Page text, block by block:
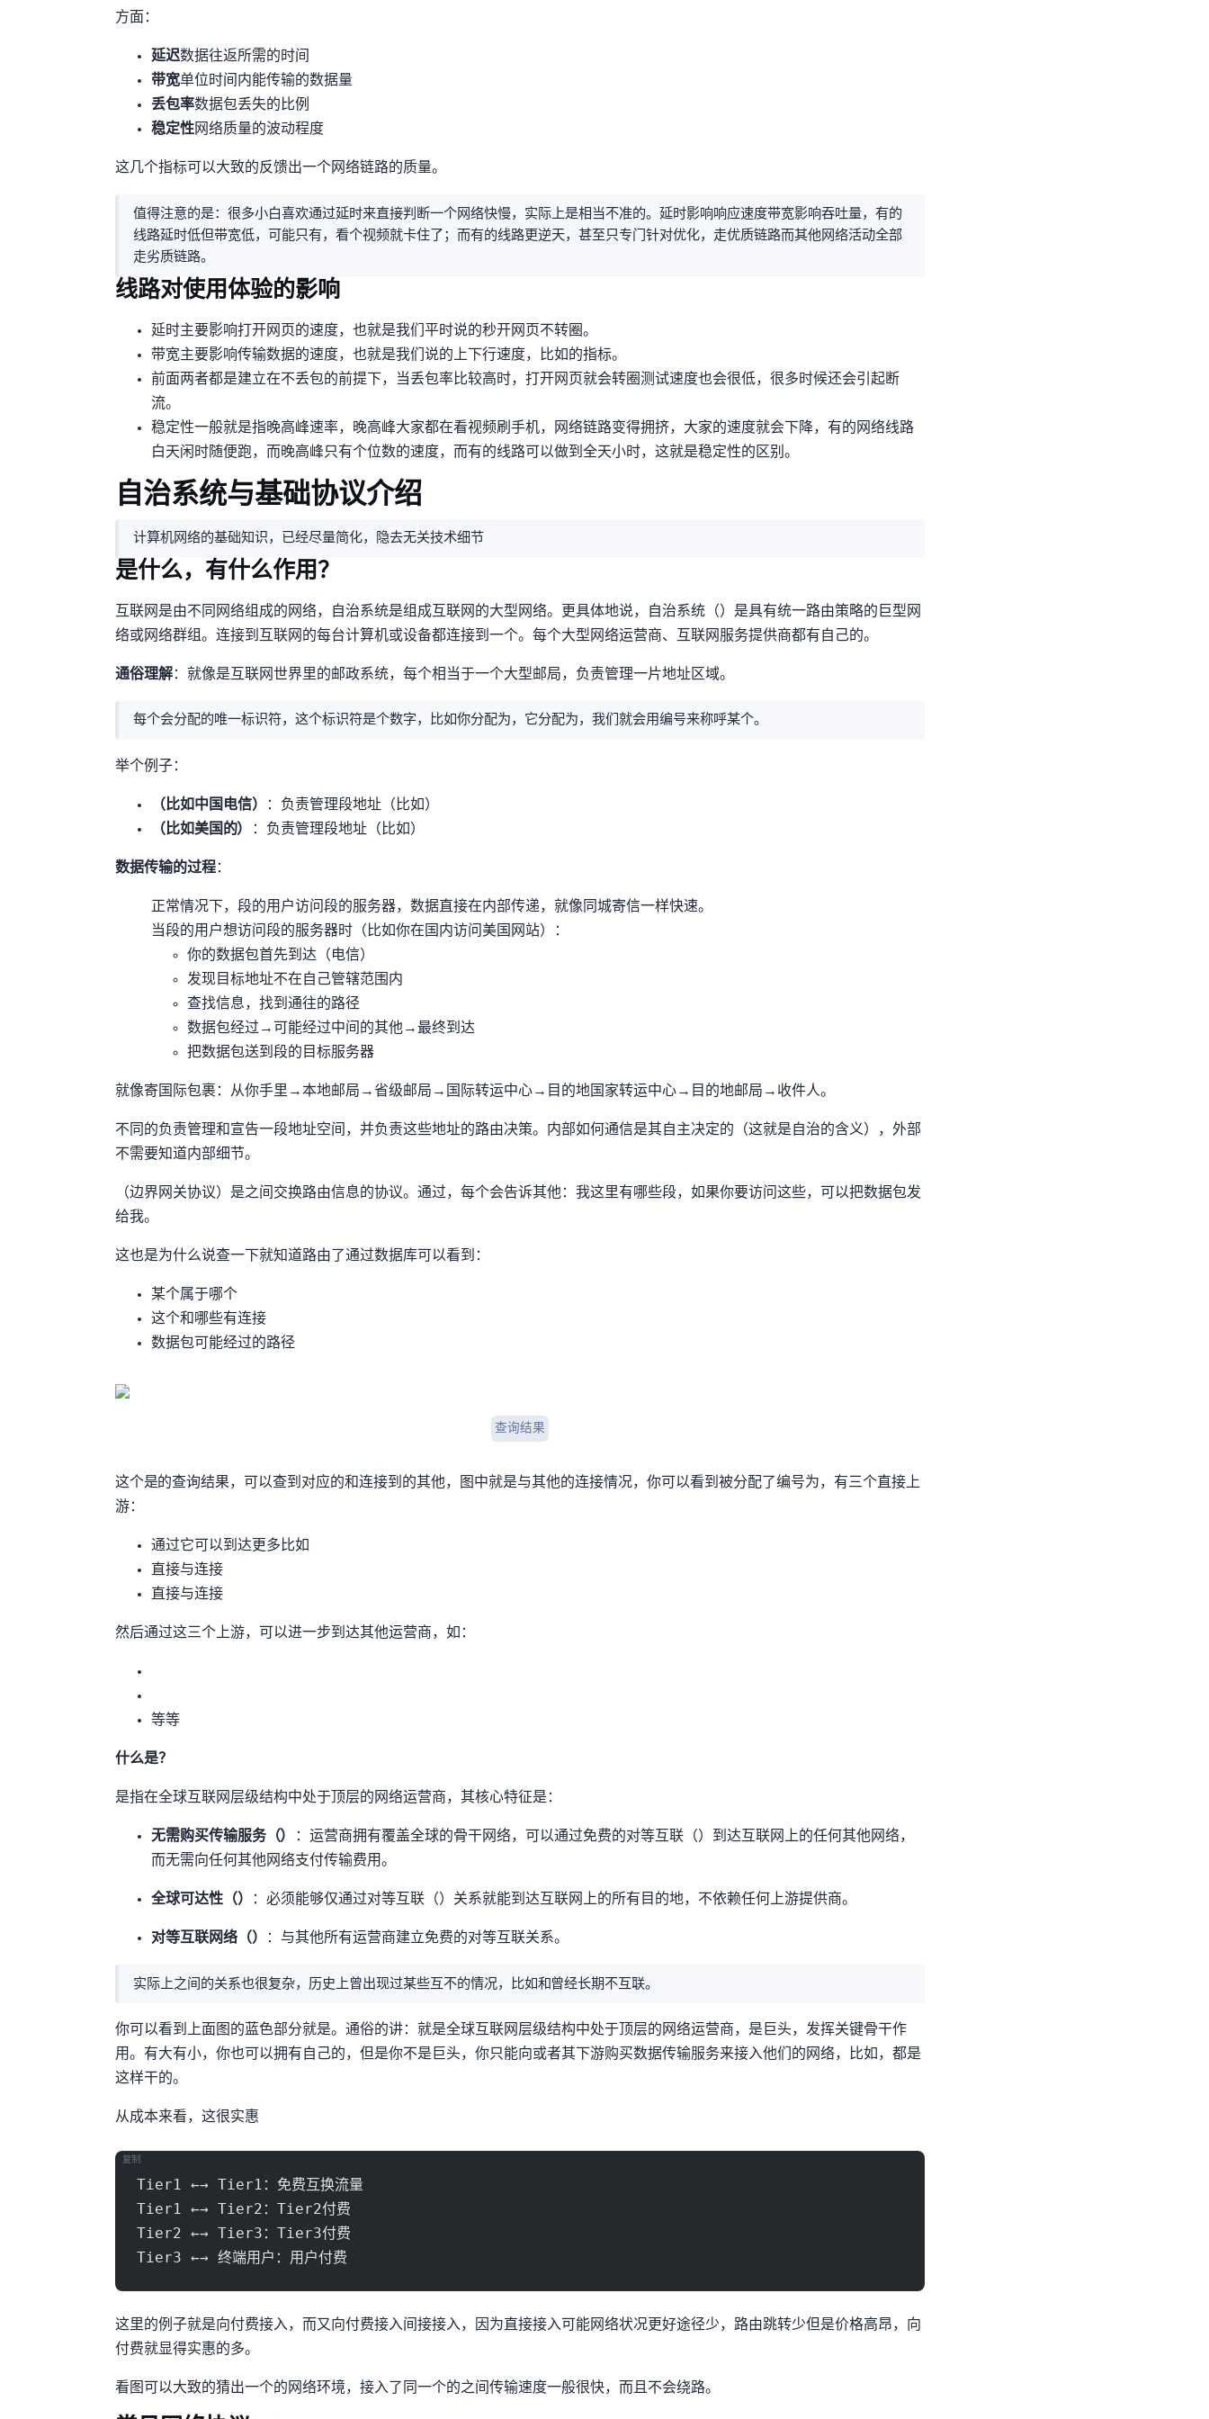
方面：
延迟(Ping): 数据往返所需的时间
带宽: 单位时间内能传输的数据量
丢包率: 数据包丢失的比例
稳定性: 网络质量的波动程度
这几个指标可以大致的反馈出一个网络链路的质量。
值得注意的是：很多小白喜欢通过延时来直接判断一个网络快慢，实际上是相当不准的。延时影响响应速度,带宽影响吞吐量，有的
线路延时低但带宽低，可能只有10Mbps，看个视频就卡住了；而有的线路更逆天，甚至只专门针对ICMP优化，ping走优质链路而其他网络活动全部
走劣质链路。
线路对使用体验的影响
延时主要影响打开网页的速度，也就是我们平时说的秒开网页不转圈。
带宽主要影响传输数据的速度，也就是我们说的上下行速度，比如speedtest/youtube的connection speed指标。
前面两者都是建立在不丢包的前提下，当丢包率比较高时，打开网页就会转圈/测试速度也会很低，很多时候还会引起断
流。
稳定性一般就是指晚高峰速率，晚高峰大家都在看视频刷手机，网络链路变得拥挤，大家的速度就会下降，有的网络线路
白天闲时随便跑1000Mbps，而晚高峰只有个位数的速度，而有的线路可以做到全天24小时1000Mbps，这就是稳定性的区别。
2.AS(自治系统)与基础协议介绍
计算机网络的基础知识，已经尽量简化，隐去无关技术细节
AS是什么，AS有什么作用？
互联网是由不同网络组成的网络，自治系统是组成互联网的大型网络。更具体地说，自治系统（AS）是具有统一路由策略的巨型网
络或网络群组。连接到互联网的每台计算机或设备都连接到一个 AS。每个大型网络运营商、互联网服务提供商(ISP)都有自己的ASN。
通俗理解：AS就像是互联网世界里的”邮政系统”，每个AS相当于一个大型邮局，负责管理一片IP地址区域。
每个AS会分配的唯一标识符，这个标识符是个数字，比如你分配为AS7018，它分配为AS4837，我们就会用AS编号来称呼某个AS。
举个例子：
AS4134（比如中国电信）
：负责管理A段IP地址（比如1.0.0.0 - 1.255.255.255）
AS7018（比如美国的AT&T）
：负责管理B段IP地址（比如8.0.0.0 - 8.255.255.255）
数据传输的过程：
正常情况下，A段的用户访问A段的服务器，数据直接在AS4134内部传递，就像同城寄信一样快速。
当A段的用户想访问B段的服务器时（比如你在国内访问美国网站）：
你的数据包首先到达AS4134（电信）
AS4134发现目标地址不在自己管辖范围内
AS4134查找信息，找到通往AS7018的路径
数据包经过AS4134 → 可能经过中间的其他ASN… → 最终到达AS7018
AS7018把数据包送到B段的目标服务器
就像寄国际包裹：从你手里 → 本地邮局 → 省级邮局 → 国际转运中心 → 目的地国家转运中心 → 目的地邮局 → 收件人。
不同的AS负责管理和宣告一段IP地址空间，并负责这些IP地址的路由决策。AS内部如何通信是其自主决定的（这就是”自治”的含义），外部AS
不需要知道内部细节。
BGP（边界网关协议）是AS之间交换路由信息的协议。通过BGP，每个AS会告诉其他AS：“我这里有哪些IP段，如果你要访问这些IP，可以把数据包发
给我。”
这也是为什么MJJ说”查一下BGP就知道路由了”——通过BGP数据库可以看到：
某个IP属于哪个AS
这个AS和哪些AS有连接
数据包可能经过的路径
BGPtools查询结果
这个是BGPTOOLS的查询结果，可以查到ip对应的AS和连接到的其他ASN，图中就是DMIT与其他AS的连接情况，你可以看到DMIT被分配了AS编号为906，DMIT (AS906) 有三个直接上
游：
- 通过它可以到达更多Tier1比如NTT/Zayo
- 直接与Tier1连接
- 直接与Tier1连接
然后通过这三个上游，可以进一步到达其他Tier1运营商，如：
AS5511 (Orange)等等
什么是Tier 1？
Tier1是指在全球互联网层级结构中处于顶层的网络运营商，其核心特征是：
无需购买传输服务（Transit-free）
：Tier1运营商拥有覆盖全球的骨干网络，可以通过免费的对等互联（Settlement-free peering）到达互联网上的任何其他网络，
而无需向任何其他网络支付传输费用。
全球可达性（Global reach） ：必须能够仅通过对等互联（peering）关系就能到达互联网上的所有目的地，不依赖任何上游提供商。
对等互联网络（Peering with other Tier1s） ：与其他所有Tier1运营商建立免费的对等互联关系。
实际上Tier1之间的关系也很复杂，历史上曾出现过某些Tier1互不peering的情况，比如Cogent和Telia曾经长期不互联。
你可以看到上面图的蓝色部分就是Tier1,。通俗的讲：Tier1就是全球互联网层级结构中处于顶层的网络运营商，是AS巨头，发挥关键骨干作
用。AS有大有小，你也可以拥有自己的AS，但是你不是巨头，你只能向Tier1或者其下游购买数据传输服务来接入他们的网络，比如DMIT，GSL都是
这样干的。
从成本来看，这很实惠
Tier1 ←→ Tier1：免费互换流量
Tier1 ←→ Tier2：Tier2付费
Tier2 ←→ Tier3：Tier3付费
Tier3 ←→ 终端用户：用户付费
复制
这里的例子就是GSL向Zayo/Cogent/NTT付费接入Tier1，而DMIT又向GSL付费接入GSL间接接入Zayo/Cogent/NTT，因为直接接入Tier可能网络状况更好(途径AS少，路由跳转少)但是价格高昂，向Tier2
付费就显得实惠的多。
看BGP图可以大致的猜出一个ip的网络环境，接入了同一个AS的ip之间传输速度一般很快，而且不会绕路。